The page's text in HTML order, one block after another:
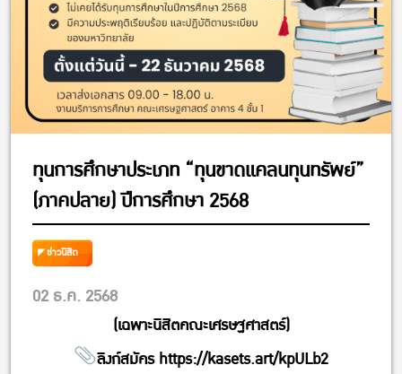
ทุนการศึกษาประเภท “ทุนขาดแคลนทุนทรัพย์”
(ภาคปลาย) ปีการศึกษา 2568
ข่าวนิสิต
02 ธ.ค. 2568
(เฉพาะนิสิตคณะเศรษฐศาสตร์)
ลิงก์สมัครhttps://kasets.art/kpULb2